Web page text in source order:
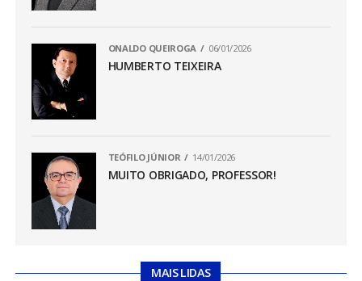
ONALDO QUEIROGA 06/01/2026
HUMBERTO TEIXEIRA
TEÓFILO JÚNIOR 14/01/2026
MUITO OBRIGADO, PROFESSOR!
MAIS LIDAS